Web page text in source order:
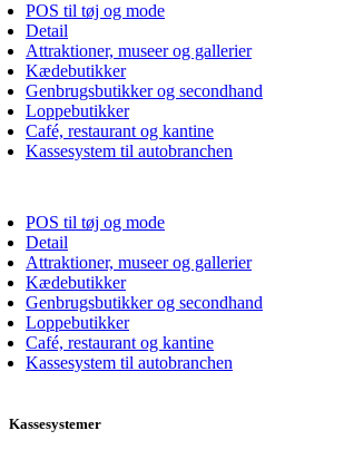
POS til tøj og mode
Detail
Attraktioner, museer og gallerier
Kædebutikker
Genbrugsbutikker og secondhand
Loppebutikker
Café, restaurant og kantine
Kassesystem til autobranchen
POS til tøj og mode
Detail
Attraktioner, museer og gallerier
Kædebutikker
Genbrugsbutikker og secondhand
Loppebutikker
Café, restaurant og kantine
Kassesystem til autobranchen
Kassesystemer